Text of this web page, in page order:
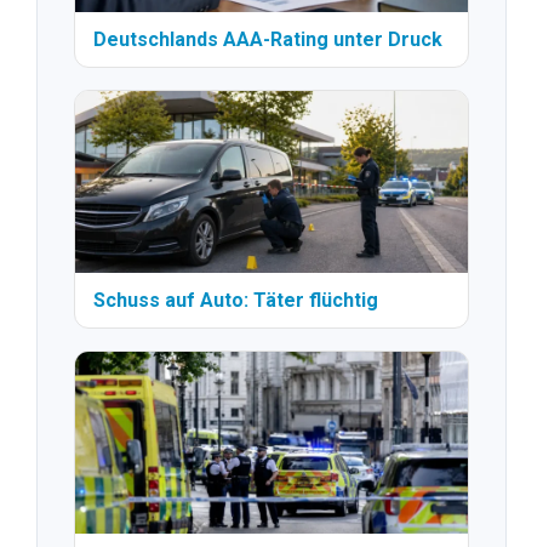
Deutschlands AAA-Rating unter Druck
Schuss auf Auto: Täter flüchtig